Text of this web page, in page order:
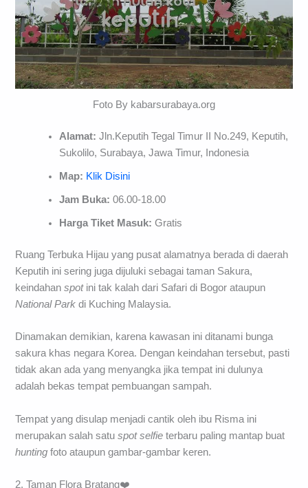
Foto By kabarsurabaya.org
Alamat: Jln.Keputih Tegal Timur II No.249, Keputih,
Sukolilo, Surabaya, Jawa Timur, Indonesia
Map: Klik Disini
Jam Buka: 06.00-18.00
Harga Tiket Masuk: Gratis
Ruang Terbuka Hijau yang pusat alamatnya berada di daerah
Keputih ini sering juga dijuluki sebagai taman Sakura,
keindahanspotini tak kalah dari Safari di Bogor ataupun
National Park di Kuching Malaysia.
Dinamakan demikian, karena kawasan ini ditanami bunga
sakura khas negara Korea. Dengan keindahan tersebut, pasti
tidak akan ada yang menyangka jika tempat ini dulunya
adalah bekas tempat pembuangan sampah.
Tempat yang disulap menjadi cantik oleh ibu Risma ini
merupakan salah satuspot selfie terbaru paling mantap buat
hunting foto ataupun gambar-gambar keren.
2. Taman Flora Bratang❤️